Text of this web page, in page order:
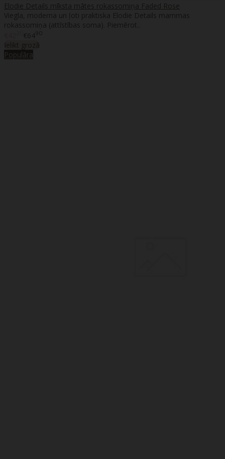
Elodie Details mīksta mātes rokassomiņa Faded Rose
Viegla, moderna un ļoti praktiska Elodie Details mammas
rokassomiņa (attīstības soma). Piemērot..
€6490
Ielikt grozā
Populāra